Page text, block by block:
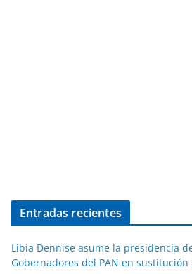
Entradas recientes
Libia Dennise asume la presidencia
Gobernadores del PAN en sustitución